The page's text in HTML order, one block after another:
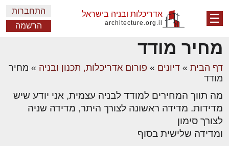
☰ אדריכלות ובניה בישראל
architecture.org.il
התחברות
הרשמה
מחיר מודד
דף הבית » דיונים » פורום אדריכלות, תכנון ובניה » מחיר
מודד
מה תווך המחירים למודד לבניה עצמית, אני יודע שיש
מדידות. מדידה ראשונה לצורך היתר, מדידה שניה
לצורך סימון
ומדידה שלישית בסוף